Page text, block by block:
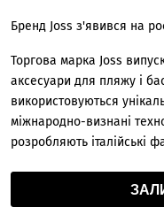
Бренд Joss з'явився на
Торгова марка Joss
аксесуари для пляжу і
використовуються
міжнародно-визнані
розробляють італійські